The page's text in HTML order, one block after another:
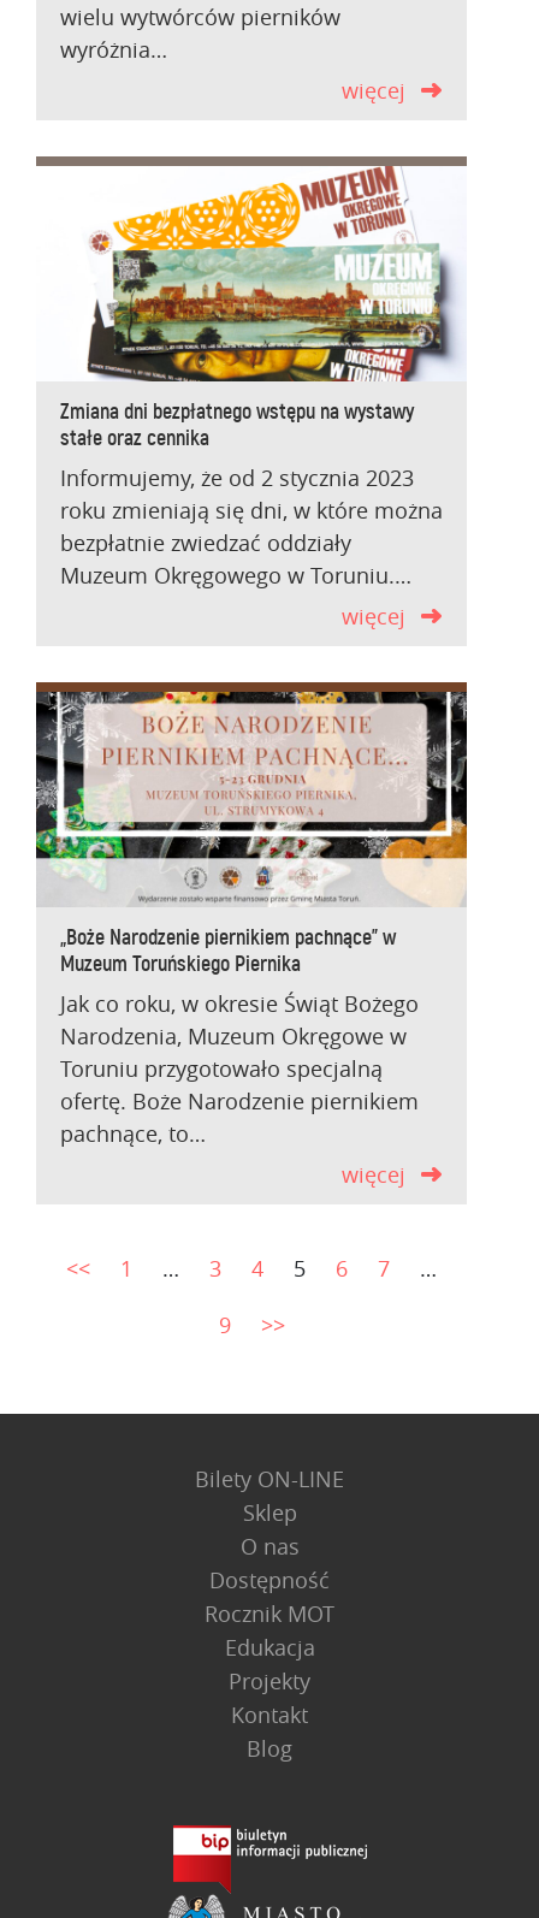
wielu wytwórców pierników
wyróżnia…
więcej
Zmiana dni bezpłatnego wstępu na wystawy
stałe oraz cennika
Informujemy, że od 2 stycznia 2023
roku zmieniają się dni, w które można
bezpłatnie zwiedzać oddziały
Muzeum Okręgowego w Toruniu.…
więcej
„Boże Narodzenie piernikiem pachnące” w
Muzeum Toruńskiego Piernika
Jak co roku, w okresie Świąt Bożego
Narodzenia, Muzeum Okręgowe w
Toruniu przygotowało specjalną
ofertę. Boże Narodzenie piernikiem
pachnące, to…
więcej
<< 1 … 3 4 5 6 7
…
9
>>
Bilety ON-LINE
Sklep
O nas
Dostępność
Rocznik MOT
Edukacja
Projekty
Kontakt
Blog